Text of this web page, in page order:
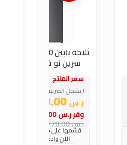
سرين نو فروست –
فضيسعر المنتج
( يشمل الضريبة المضافة )
ر.س1,270.00
وفرر.س508.00
ر.س1,778.00
قسّمها على طريقتك. اشترِ
الآن وادفع لاحقاً